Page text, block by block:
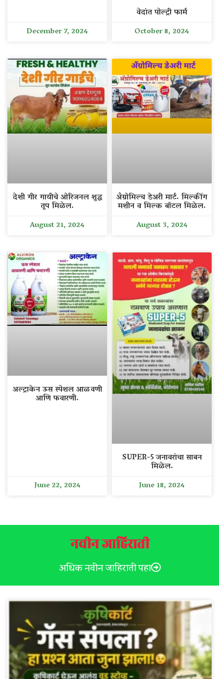
December 7, 2024
वेदांत पोल्ट्री फार्म
October 8, 2024
देशी गीर गायीचे ओरिजनल शुद्ध
तूप मिळेल.
August 21, 2024
अँग्रोमिल्च डेअरी मार्ट. मिल्कींग
मशीन व मिल्क बॉटल मिळेल.
August 3, 2024
अल्ट्राकेन ऊस स्पेशल आळवणी
आणि फवारणी.
June 22, 2024
SUPER-5 जनावरांचा साबन
मिळेल.
June 18, 2024
नवीन जाहिराती
अधिक नवीन जाहिराती पहा